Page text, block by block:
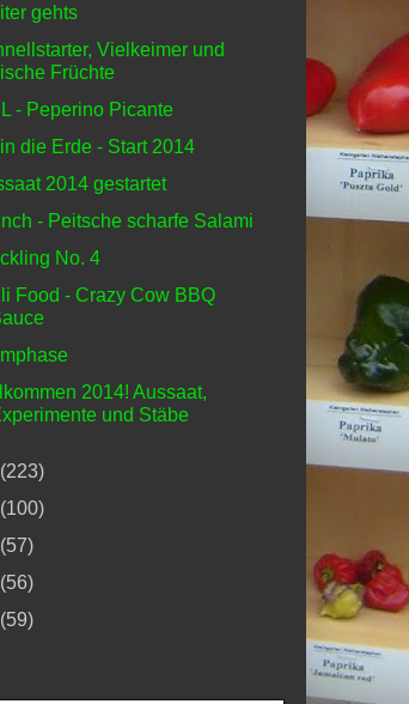
gehts
Vielkeimer und
Früchte
- Peperino Picante
die Erde - Start 2014
2014 gestartet
- Peitsche scharfe Salami
No. 4
Food - Crazy Cow BBQ
2014! Aussaat,
und Stäbe
(223)
(100)
(57)
(56)
(59)